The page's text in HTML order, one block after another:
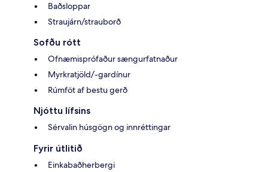
Baðsloppar
Straujárn/strauborð
Sofðu rótt
Ofnæmisprófaður sængurfatnaður
Myrkratjöld/-gardínur
Rúmföt af bestu gerð
Njóttu lífsins
Sérvalin húsgögn og innréttingar
Fyrir útlitið
Einkabaðherbergi